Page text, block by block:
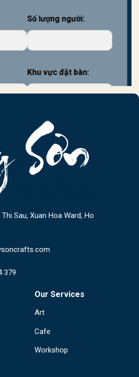
Số lượng người:
Khu vực đặt bàn:
Sau, Xuan Hoa Ward, Ho
379
Our Services
Art
Cafe
Workshop